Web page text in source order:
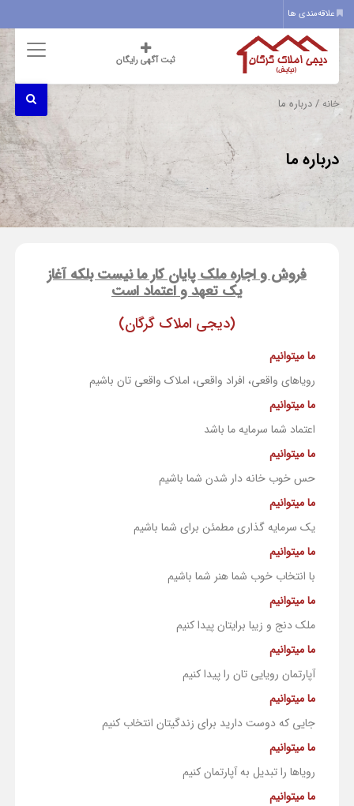
علاقه‌مندی ها
ثبت آگهی رایگان
خانه / درباره ما
درباره ما
فروش و اجاره ملک پایان کار ما نیست بلکه آغاز
یک تعهد و اعتماد است
(دیجی املاک گرگان)
ما میتوانیم
رویاهای واقعی، افراد واقعی، املاک واقعی تان باشیم
ما میتوانیم
اعتماد شما سرمایه ما باشد
ما میتوانیم
حس خوب خانه دار شدن شما باشیم
ما میتوانیم
یک سرمایه گذاری مطمئن برای شما باشیم
ما میتوانیم
با انتخاب خوب شما هنر شما باشیم
ما میتوانیم
ملک دنج و زیبا برایتان پیدا کنیم
ما میتوانیم
آپارتمان رویایی تان را پیدا کنیم
ما میتوانیم
جایی که دوست دارید برای زندگیتان انتخاب کنیم
ما میتوانیم
رویاها را تبدیل به آپارتمان کنیم
ما میتوانیم